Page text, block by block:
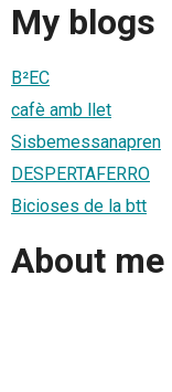
My blogs
B²EC
cafè amb llet
Sisbemessanapren
DESPERTAFERRO
Bicioses de la btt
About me